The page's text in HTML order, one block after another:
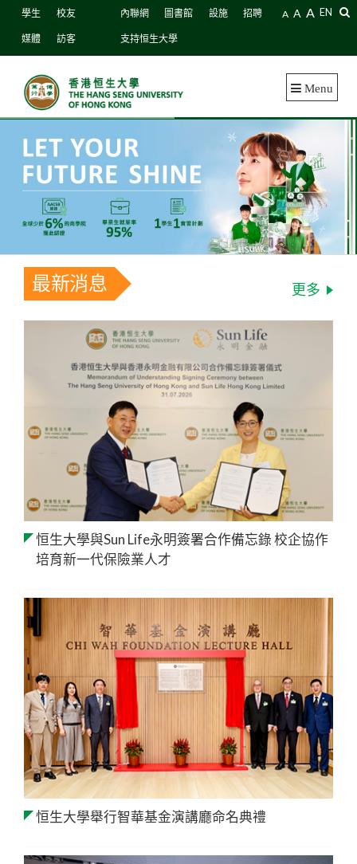
學生 校友
媒體 訪客
內聯網 圖書館 設施 招聘
支持恒生大學
A A A EN
Menu
最新消息 更多
恒生大學與Sun Life永明簽署合作備忘錄 校企協作
培育新一代保險業人才
恒生大學舉行智華基金演講廳命名典禮